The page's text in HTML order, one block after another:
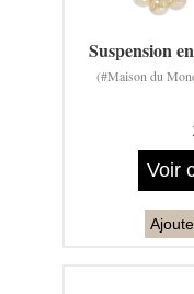
Suspension
(#Maison du
Voir